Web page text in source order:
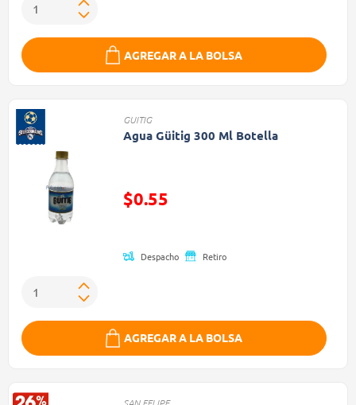
AGREGAR A LA BOLSA
GUITIG
Agua Güitig 300 Ml Botella
Precio reducido de
$0.55
Despacho Retiro
AGREGAR A LA BOLSA